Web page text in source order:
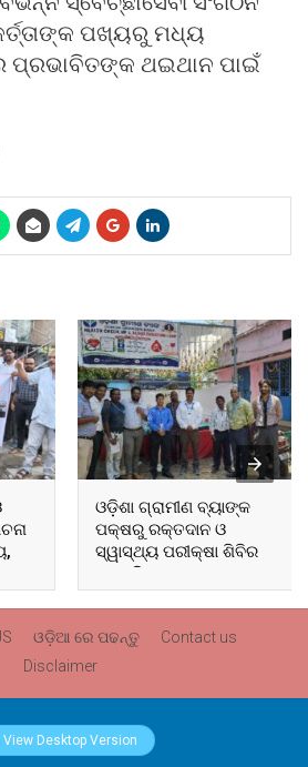
ପଖ୍ୟରୁ ମଧ୍ୟ
ପ୍ରଭାବିତଙ୍କ ଥଇଥାନ ପାଇଁ
ଓଡ଼ିଶା ଗ୍ରାମୀଣ ବ୍ୟାଙ୍କ
ପକ୍ଷରୁ ରକ୍ତଦାନ ଓ
ସ୍ୱାସ୍ଥ୍ୟ ପରୀକ୍ଷା ଶିବିର
ଅନୁଷ୍ଠିତ
ଓଡ଼ିଆ ରେ ପଢନ୍ତୁ
Contact us
Disclaimer
View Desktop Version